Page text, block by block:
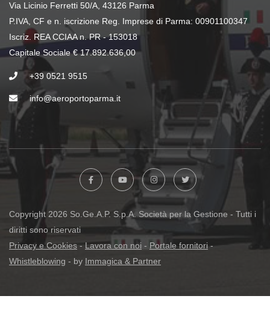
Via Licinio Ferretti 50/A, 43126 Parma
P.IVA, CF e n. iscrizione Reg. Imprese di Parma: 00901100347
Iscriz. REA CCIAA n. PR - 153018
Capitale Sociale € 17.892.636,00
+39 0521 9515
info@aeroportoparma.it
Copyright 2026 So.Ge.A.P. S.p.A. Società per la Gestione - Tutti i
diritti sono riservati
Privacy e Cookies - Lavora con noi - Portale fornitori-
Whistleblowing - by Immagica & Partner